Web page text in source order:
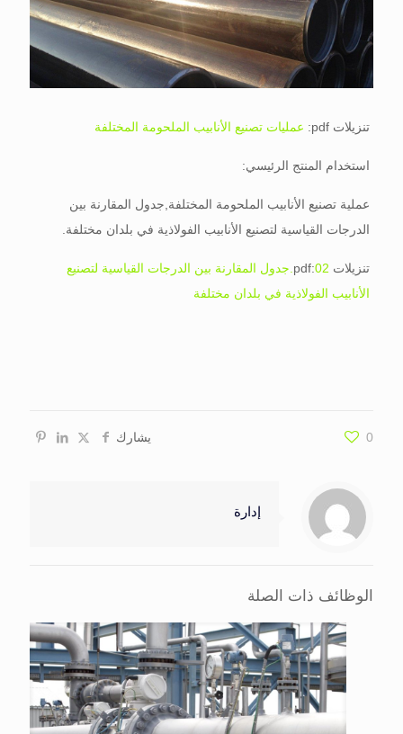
تنزيلات pdf: عمليات تصنيع الأنابيب الملحومة المختلفة
استخدام المنتج الرئيسي:
عملية تصنيع الأنابيب الملحومة المختلفة,جدول المقارنة بين
الدرجات القياسية لتصنيع الأنابيب الفولاذية في بلدان مختلفة.
تنزيلات pdf:
02.جدول المقارنة بين الدرجات القياسية لتصنيع
الأنابيب الفولاذية في بلدان مختلفة
يشارك 0
إدارة
الوظائف ذات الصلة